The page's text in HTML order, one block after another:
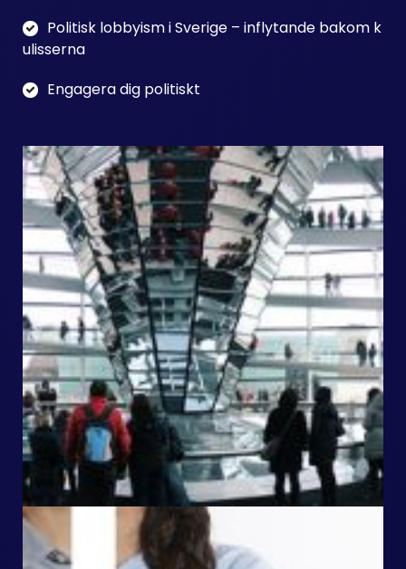
Politisk lobbyism i Sverige – inflytande bakom k
ulisserna
Engagera dig politiskt